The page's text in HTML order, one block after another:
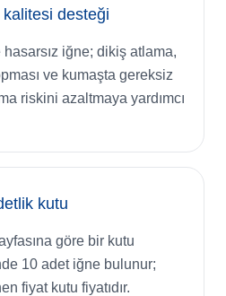
kalitesi desteği
hasarsız iğne; dikiş atlama,
ve kumaşta gereksiz
riskini azaltmaya yardımcı
kutu
göre bir kutu
10 adet iğne bulunur;
fiyat kutu fiyatıdır.